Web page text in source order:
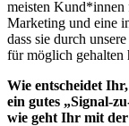
meisten Kund*innen
Marketing und eine
dass sie durch
für möglich gehalten
Wie entscheidet
ein gutes „Signal-
wie geht Ihr mit